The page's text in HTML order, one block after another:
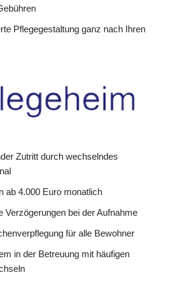
Pflegegestaltung ganz nach Ihren
Zutritt durch wechselndes
ab 4.000 Euro monatlich
Verzögerungen bei der Aufnahme
für alle Bewohner
in der Betreuung mit häufigen